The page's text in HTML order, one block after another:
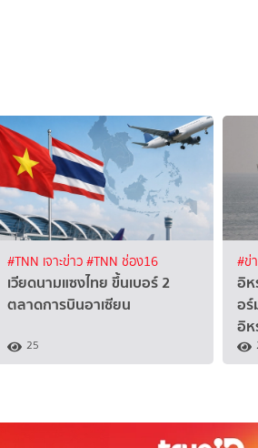
#TNN เจาะข่าว#TNN ช่อง16
เวียดนามแซงไทย ขึ้นเบอร์ 2
ตลาดการบินอาเซียน
25
#ข่
อิห
อร์
อิห